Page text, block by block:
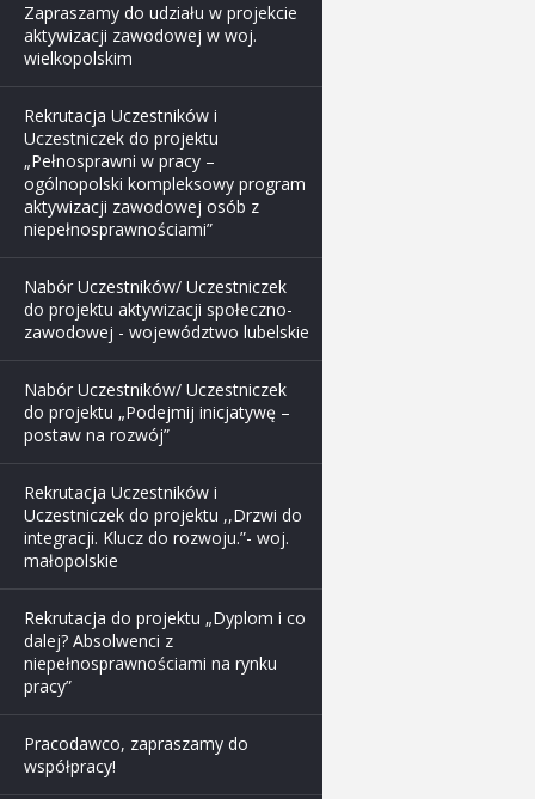
Zapraszamy do udziału w projekcie
aktywizacji zawodowej w woj.
wielkopolskim
Rekrutacja Uczestników i
Uczestniczek do projektu
„Pełnosprawni w pracy –
ogólnopolski kompleksowy program
aktywizacji zawodowej osób z
niepełnosprawnościami”
Nabór Uczestników/ Uczestniczek
do projektu aktywizacji społeczno-
zawodowej - województwo lubelskie
Nabór Uczestników/ Uczestniczek
do projektu „Podejmij inicjatywę –
postaw na rozwój”
Rekrutacja Uczestników i
Uczestniczek do projektu ,,Drzwi do
integracji. Klucz do rozwoju.”- woj.
małopolskie
Rekrutacja do projektu „Dyplom i co
dalej? Absolwenci z
niepełnosprawnościami na rynku
pracy”
Pracodawco, zapraszamy do
współpracy!